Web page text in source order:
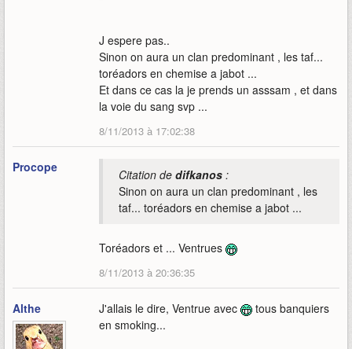
J espere pas..
Sinon on aura un clan predominant , les taf...
toréadors en chemise a jabot ...
Et dans ce cas la je prends un asssam , et dans
la voie du sang svp ...
8/11/2013 à 17:02:38
Procope Citation de difkanos :
Sinon on aura un clan predominant , les
taf... toréadors en chemise a jabot ...
Toréadors et ... Ventrues
8/11/2013 à 20:36:35
Althe J'allais le dire, Ventrue avec
tous banquiers
en smoking...